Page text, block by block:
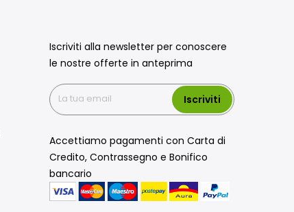
Iscriviti alla newsletter per conoscere
le nostre offerte in anteprima
Iscriviti
Accettiamo pagamenti con Carta di
Credito, Contrassegno e Bonifico
bancario